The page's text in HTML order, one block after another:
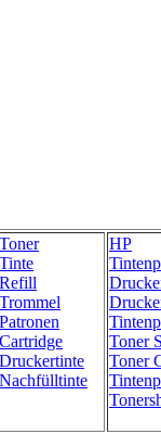
Toner
Tinte
Refill
Trommel
Patronen
Cartridge
Druckertinte
Nachfülltinte
HP
Toner
Toner